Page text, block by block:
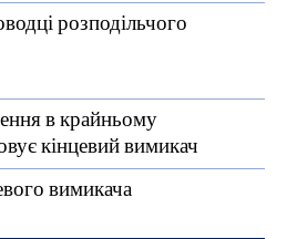
розподільчого
в крайньому
кінцевий вимикач
вимикача